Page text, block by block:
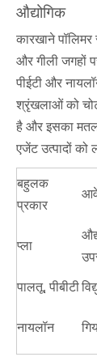
औद्योगिक
कारखाने
और गीली जगहों
पीईटी और
श्रृंखलाओं को
है और इसका
एजेंट उत्पादों
बहुलक
प्रकार
प्ला
पालतू, पीबीटी
नायलॉन